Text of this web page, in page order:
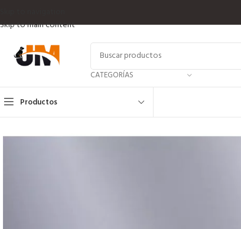
Skip to main content
CATEGORÍAS
Productos